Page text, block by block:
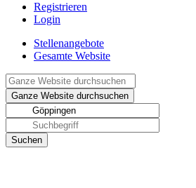
Registrieren
Login
Stellenangebote
Gesamte Website